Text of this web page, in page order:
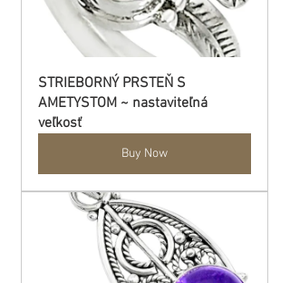
STRIEBORNÝ PRSTEŇ S
AMETYSTOM ~ nastaviteľná
veľkosť
Buy Now